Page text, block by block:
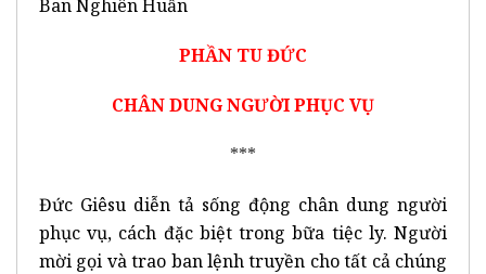
Ban Nghiên Huấn
PHẦN TU ĐỨC
CHÂN DUNG NGƯỜI PHỤC VỤ
***
Đức Giêsu diễn tả sống động chân dung người
phục vụ, cách đặc biệt trong bữa tiệc ly. Người
mời gọi và trao ban lệnh truyền cho tất cả chúng